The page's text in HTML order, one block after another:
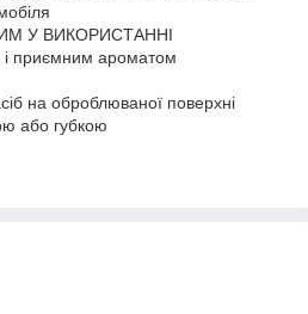
У ВИКОРИСТАННІ
приємним ароматом
на оброблюваної поверхні
або губкою